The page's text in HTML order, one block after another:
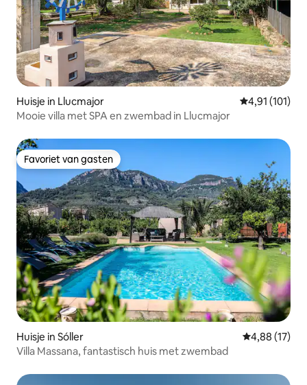
Huisje in Llucmajor Gemiddelde
4,91 (101)
Mooie villa met SPA en zwembad in Llucmajor
Favoriet van gasten
Favoriet van gasten
Huisje in Sóller Gemiddelde
4,88 (17)
Villa Massana, fantastisch huis met zwembad